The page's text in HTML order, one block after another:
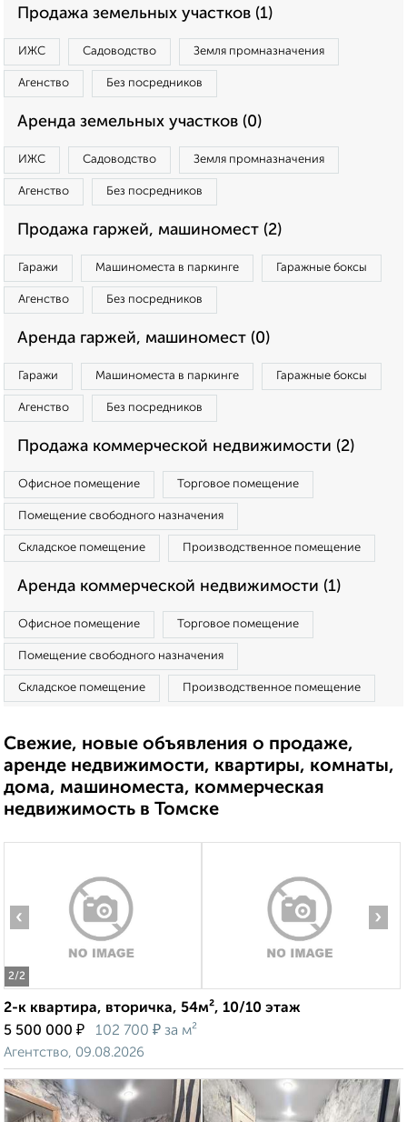
Продажа земельных участков (1)
ИЖС Садоводство Земля промназначения
Агенство Без посредников
Аренда земельных участков (0)
ИЖС Садоводство Земля промназначения
Агенство Без посредников
Продажа гаржей, машиномест (2)
Гаражи Машиноместа в паркинге Гаражные боксы
Агенство Без посредников
Аренда гаржей, машиномест (0)
Гаражи Машиноместа в паркинге Гаражные боксы
Агенство Без посредников
Продажа коммерческой недвижимости (2)
Офисное помещение Торговое помещение
Помещение свободного назначения
Складское помещение Производственное помещение
Аренда коммерческой недвижимости (1)
Офисное помещение Торговое помещение
Помещение свободного назначения
Складское помещение Производственное помещение
Свежие, новые объявления о продаже,
аренде недвижимости, квартиры, комнаты,
дома, машиноместа, коммерческая
недвижимость в Томске
2/2
‹ ›
2-к квартира, вторичка, 54м², 10/10 этаж
5 500 000 ₽ 102 700 ₽ за м²
Агентство, 09.08.2026